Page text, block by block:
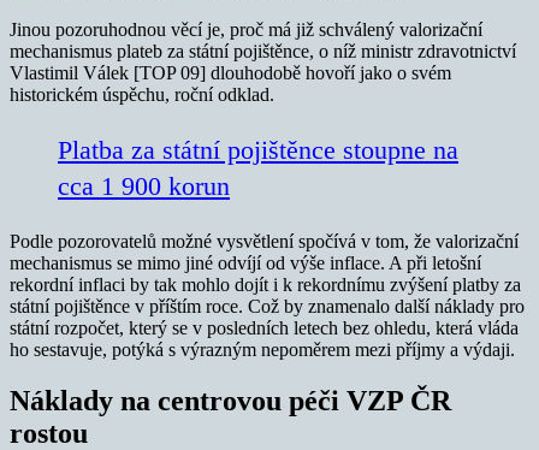
Jinou pozoruhodnou věcí je, proč má již schválený valorizační
mechanismus plateb za státní pojištěnce, o níž ministr zdravotnictví
Vlastimil Válek [TOP 09] dlouhodobě hovoří jako o svém
historickém úspěchu, roční odklad.
Platba za státní pojištěnce stoupne na
cca 1 900 korun
Podle pozorovatelů možné vysvětlení spočívá v tom, že valorizační
mechanismus se mimo jiné odvíjí od výše inflace. A při letošní
rekordní inflaci by tak mohlo dojít i k rekordnímu zvýšení platby za
státní pojištěnce v příštím roce. Což by znamenalo další náklady pro
státní rozpočet, který se v posledních letech bez ohledu, která vláda
ho sestavuje, potýká s výrazným nepoměrem mezi příjmy a výdaji.
Náklady na centrovou péči VZP ČR
rostou